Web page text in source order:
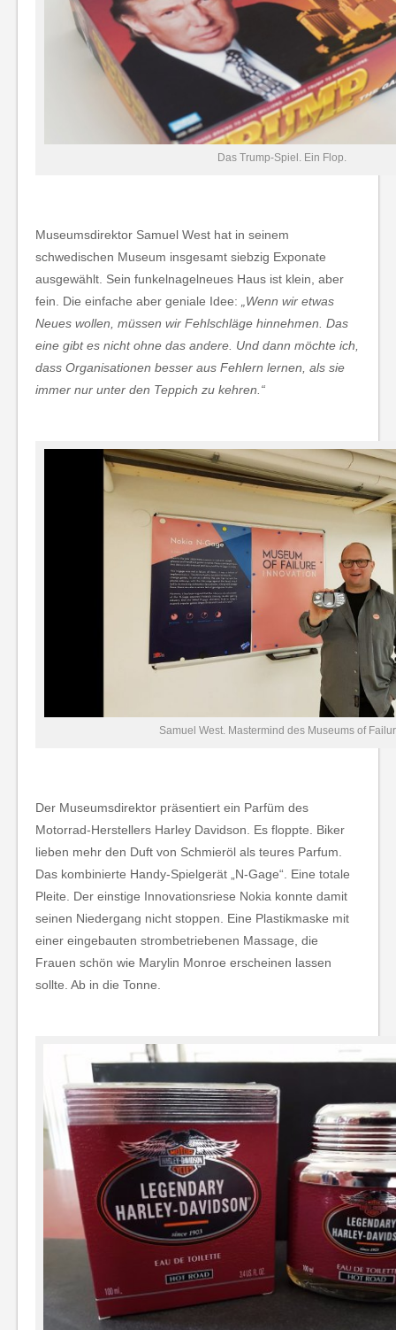
Das Trump-Spiel. Ein Flop.
Museumsdirektor Samuel West hat in seinem
schwedischen Museum insgesamt siebzig Exponate
ausgewählt. Sein funkelnagelneues Haus ist klein, aber
fein. Die einfache aber geniale Idee:
„Wenn wir etwas
Neues wollen, müssen wir Fehlschläge hinnehmen. Das
eine gibt es nicht ohne das andere. Und dann möchte ich,
dass Organisationen besser aus Fehlern lernen, als sie
immer nur unter den Teppich zu kehren.“
Samuel West. Mastermind des Museums of
Der Museumsdirektor präsentiert ein Parfüm des
Motorrad-Herstellers Harley Davidson. Es floppte. Biker
lieben mehr den Duft von Schmieröl als teures Parfum.
Das kombinierte Handy-Spielgerät „N-Gage“. Eine totale
Pleite. Der einstige Innovationsriese Nokia konnte damit
seinen Niedergang nicht stoppen. Eine Plastikmaske mit
einer eingebauten strombetriebenen Massage, die
Frauen schön wie Marylin Monroe erscheinen lassen
sollte. Ab in die Tonne.